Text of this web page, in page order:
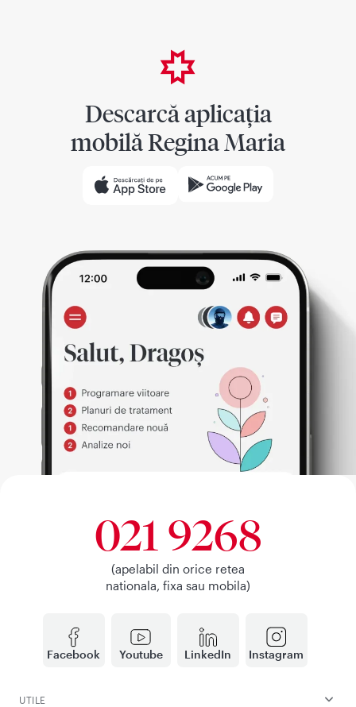
Descarcă aplicația
mobilă Regina Maria
Facebook Youtube LinkedIn Instagram
021 9268
(apelabil din orice retea
nationala, fixa sau mobila)
UTILE